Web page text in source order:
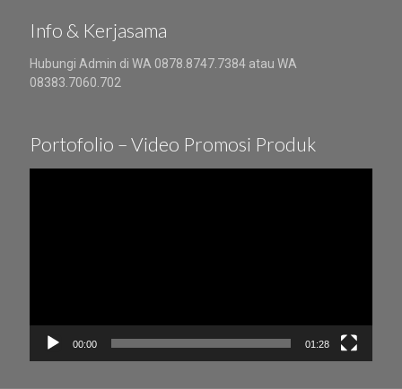
Info & Kerjasama
Hubungi Admin di WA 0878.8747.7384 atau WA
08383.7060.702
Portofolio – Video Promosi Produk
00:00 01:28